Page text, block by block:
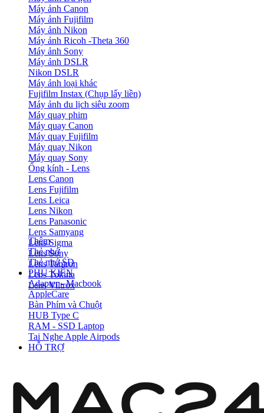
Máy ảnh Canon
Máy ảnh Fujifilm
Máy ảnh Nikon
Máy ảnh Ricoh -Theta 360
Máy ảnh Sony
Máy ảnh DSLR
Nikon DSLR
Máy ảnh loại khác
Fujifilm Instax (Chụp lấy liền)
Máy ảnh du lịch siêu zoom
Máy quay phim
Máy quay Canon
Máy quay Fujifilm
Máy quay Nikon
Máy quay Sony
Ống kính - Lens
Lens Canon
Lens Fujifilm
Lens Leica
Lens Nikon
Lens Panasonic
Lens Samyang
Lens Sigma
Lens Sony
Lens Tamron
Lens Tokina
Lens Viltrox
Thêm
Thẻ nhớ
Thẻ nhớ SD
PHỤ KIỆN
Adapter - Macbook
AppleCare
Bàn Phím và Chuột
HUB Type C
RAM - SSD Laptop
Tai Nghe Apple Airpods
HỖ TRỢ